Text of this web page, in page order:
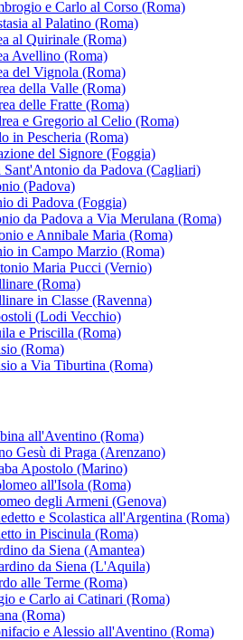
e Carlo al Corso (Roma)
al Palatino (Roma)
al Quirinale (Roma)
Avellino (Roma)
del Vignola (Roma)
della Valle (Roma)
delle Fratte (Roma)
e Gregorio al Celio (Roma)
in Pescheria (Roma)
del Signore (Foggia)
Sant'Antonio da Padova (Cagliari)
(Padova)
di Padova (Foggia)
da Padova a Via Merulana (Roma)
e Annibale Maria (Roma)
in Campo Marzio (Roma)
Maria Pucci (Vernio)
(Roma)
in Classe (Ravenna)
(Lodi Vecchio)
e Priscilla (Roma)
(Roma)
a Via Tiburtina (Roma)
all'Aventino (Roma)
Gesù di Praga (Arenzano)
Apostolo (Marino)
all'Isola (Roma)
degli Armeni (Genova)
e Scolastica all'Argentina (Roma)
in Piscinula (Roma)
da Siena (Amantea)
da Siena (L'Aquila)
alle Terme (Roma)
e Carlo ai Catinari (Roma)
(Roma)
e Alessio all'Aventino (Roma)